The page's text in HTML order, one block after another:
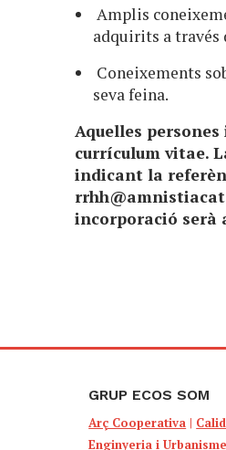
Amplis
adquirits a través
Coneixements
seva feina.
Aquelles
currículum vitae.
indicant la
incorporació serà
GRUP ECOS SOM
Arç Cooperativa |
Enginyeria i Urbanisme